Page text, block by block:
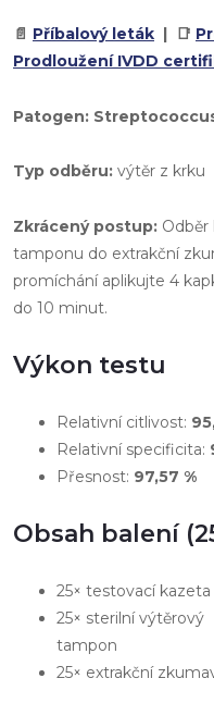
📄 Příbalový leták | 📑
Prodloužení IVDD
Patogen:
Typ odběru: výtěr z krku
Zkrácený postup:
tamponu do extrakční
promíchání aplikujte 4
do 10 minut.
Výkon testu
Relativní citlivost:
Relativní specificita:
Přesnost: 97,57 %
Obsah balení
25× testovací kazeta
25× sterilní výtěrový
tampon
25× extrakční